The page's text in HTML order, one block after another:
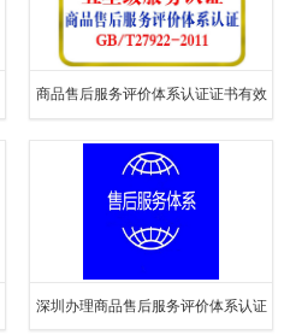
商品售后服务评价体系认证证书有效
期多久
深圳办理商品售后服务评价体系认证